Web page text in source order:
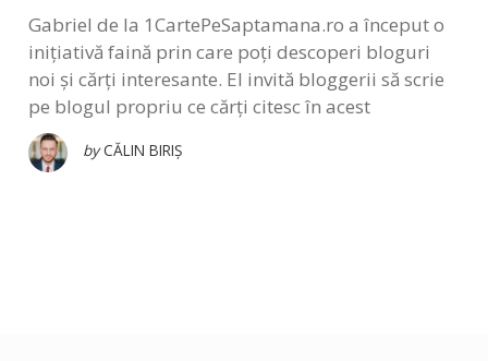
Gabriel de la 1CartePeSaptamana.ro a început o
inițiativă faină prin care poți descoperi bloguri
noi și cărți interesante. El invită bloggerii să scrie
pe blogul propriu ce cărți citesc în acest
by CĂLIN BIRIȘ